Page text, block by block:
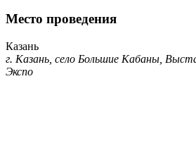
Место проведения
Казань
г. Казань, село Большие Кабаны,
Экспо